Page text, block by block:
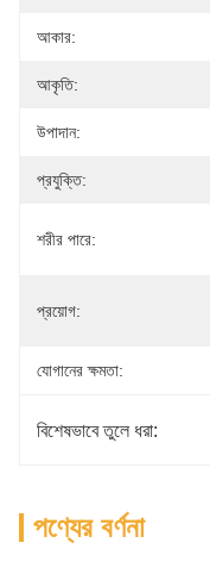
আকার:
আকৃতি:
উপাদান:
প্রযুক্তি:
শরীর পারে:
প্রয়োগ:
যোগানের ক্ষমতা:
বিশেষভাবে তুলে ধরা:
পণ্যের বর্ণনা